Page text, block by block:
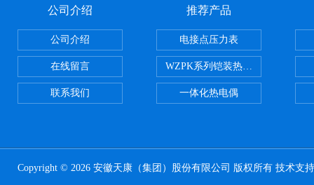
公司介绍
公司介绍
在线留言
联系我们
推荐产品
电接点压力表
WZPK系列铠装热电阻
一体化热电偶
Copyright © 2026 安徽天康（集团）股份有限公司 版权所有 技术支